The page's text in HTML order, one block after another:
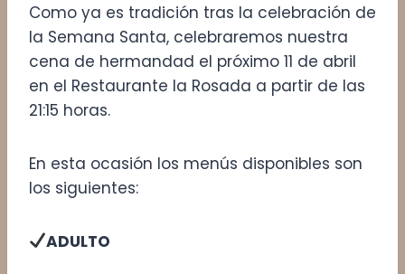
Como ya es tradición tras la celebración de
la Semana Santa, celebraremos nuestra
cena de hermandad el próximo 11 de abril
en el Restaurante la Rosada a partir de las
21:15 horas.
En esta ocasión los menús disponibles son
los siguientes:
ADULTO